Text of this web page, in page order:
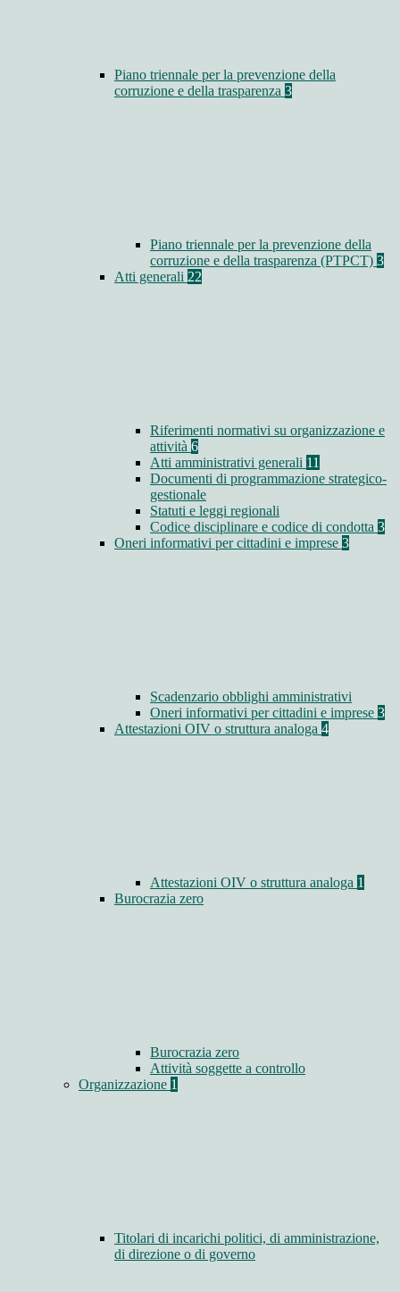
Piano triennale per la prevenzione della
corruzione e della trasparenza 3
Piano triennale per la prevenzione della
corruzione e della trasparenza (PTPCT) 3
Atti generali 22
Riferimenti normativi su organizzazione e
attività 6
Atti amministrativi generali 11
Documenti di programmazione strategico-
gestionale
Statuti e leggi regionali
Codice disciplinare e codice di condotta 3
Oneri informativi per cittadini e imprese 3
Scadenzario obblighi amministrativi
Oneri informativi per cittadini e imprese 3
Attestazioni OIV o struttura analoga 4
Attestazioni OIV o struttura analoga 1
Burocrazia zero
Burocrazia zero
Attività soggette a controllo
Organizzazione 1
Titolari di incarichi politici, di amministrazione,
di direzione o di governo